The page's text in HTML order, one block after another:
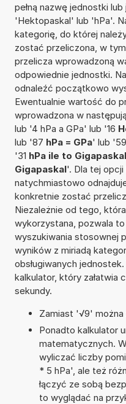
pełną nazwę jednostki
'Hektopaskal' lub 'hPa'.
kategorię, do której
zostać przeliczona, w
przelicza wprowadzoną
odpowiednie jednostki.
odnaleźć początkowo
Ewentualnie wartość do
wprowadzona w
lub '4 hPa a GPa' lub '16
lub '87 hPa = GPa' lub '59
'31 hPa ile to Gigapaskal
Gigapaskal'. Dla tej opcji
natychmiastowo
konkretnie zostać
Niezależnie od tego,
wykorzystana, pozwala
wyszukiwania stosownej
wyników z miriadą
obsługiwanych
kalkulator, który załatwia
sekundy.
Zamiast '√9'
Ponadto kalkulator
matematycznych.
wyliczać liczby
* 5 hPa', ale też
łączyć ze sobą
to wyglądać na